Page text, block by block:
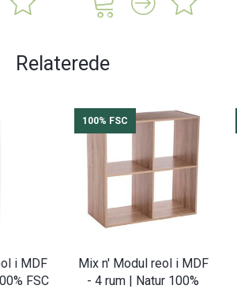
Relaterede
i MDF
FSC
100% FSC
Mix n' Modul reol i MDF
- 4 rum | Natur 100%